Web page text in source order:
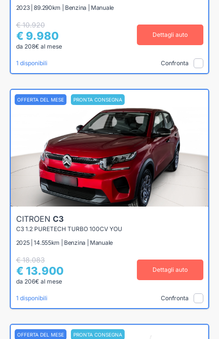
2023 | 89.290km | Benzina | Manuale
€ 10.920
€ 9.980
da 208€ al mese
Dettagli auto
1 disponibili Confronta
OFFERTA DEL MESE PRONTA CONSEGNA
CITROEN C3
C3 1.2 PURETECH TURBO 100CV YOU
2025 | 14.555km | Benzina | Manuale
€ 18.083
€ 13.900
da 206€ al mese
Dettagli auto
1 disponibili Confronta
OFFERTA DEL MESE PRONTA CONSEGNA